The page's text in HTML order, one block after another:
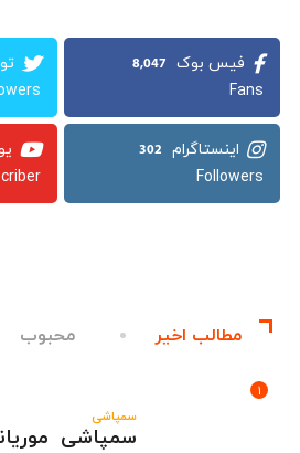
8,047
Fans
302
Followers
مطالب اخیر محبوب
1
سمپاشی
سمپاشی